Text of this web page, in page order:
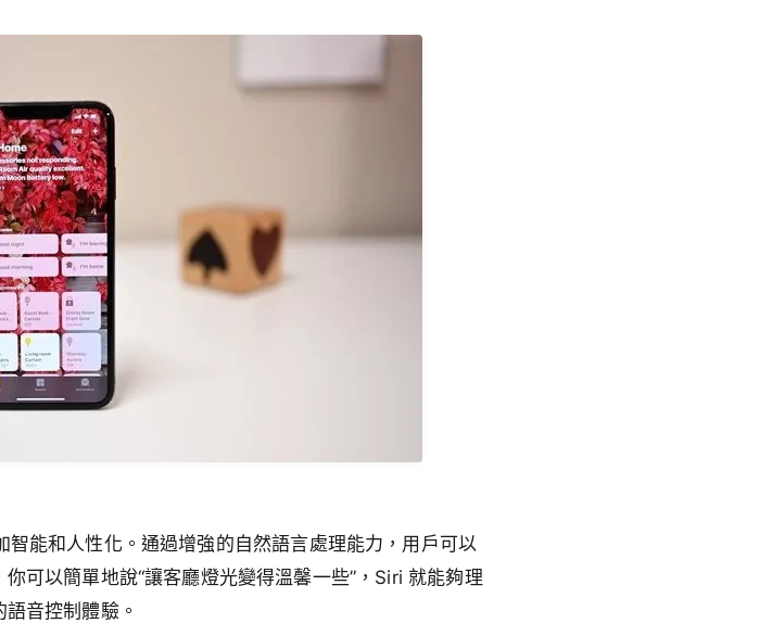
能和人性化。通過增強的自然語言處理能力，用戶可以
可以簡單地說“讓客廳燈光變得溫馨一些”，Siri 就能夠理
音控制體驗。